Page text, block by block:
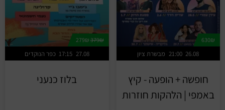
630₪
מבשרת ציון 21:00 26.08
חופשה + הופעה - קיץ
באמפי | הלהקות חוזרות
379₪
279₪
כפר הנוקדים 17:15 27.08
בלוז כנעני